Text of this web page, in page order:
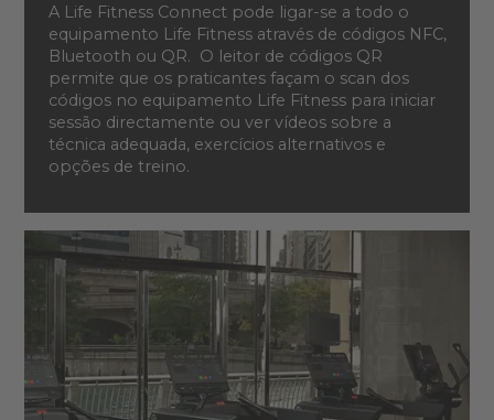
A Life Fitness Connect pode ligar-se a todo o
equipamento Life Fitness através de códigos NFC,
Bluetooth ou QR. O leitor de códigos QR
permite que os praticantes façam o scan dos
códigos no equipamento Life Fitness para iniciar
sessão directamente ou ver vídeos sobre a
técnica adequada, exercícios alternativos e
opções de treino.